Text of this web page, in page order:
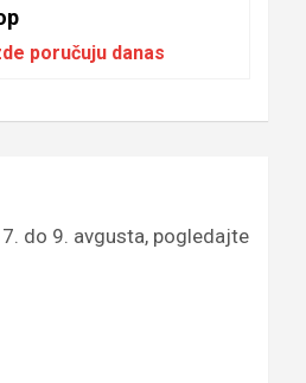
poručuju danas
7. do 9. avgusta, pogledajte